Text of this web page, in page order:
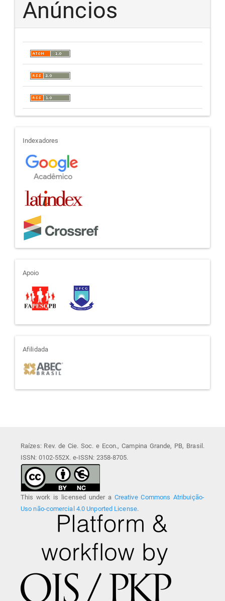
Anúncios
indexadores
Indexadores
apoio
Apoio
afiliada
Afilidada
Raízes: Rev. de Cie. Soc. e Econ., Campina Grande, PB, Brasil.
ISSN: 0102-552X. e-ISSN: 2358-8705.
This work is licensed under a Creative Commons Atribuição-
Uso não-comercial 4.0 Unported License.